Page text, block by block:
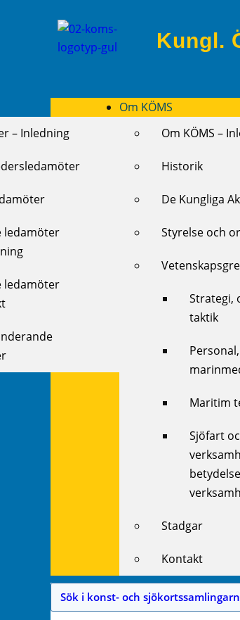
Kungl.
– Inledning
ledamöter
ledamöter
Om KÖMS
Om KÖMS –
Historik
De Kungliga
Styrelse och
Strategi,
taktik
Maritim
Sjöfart
Stadgar
Kontakt
Sök i konst- och